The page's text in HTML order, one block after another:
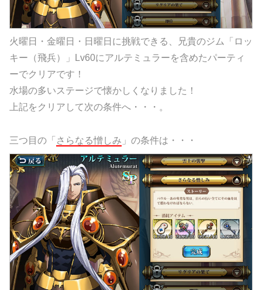
火曜日・金曜日・日曜日に挑戦できる、兄貴のジム「ロッ
キー（飛兵）」Lv60にアルテミュラーを含めたパーティ
ーでクリアです！
水場の多いステージで懐かしくなりました！
上記をクリアして次の条件へ・・・。
三つ目の「 さらなる憎しみ 」の条件は・・・